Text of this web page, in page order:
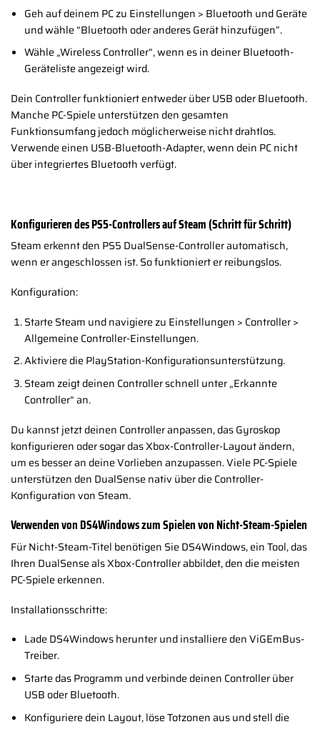
Geh auf deinem PC zu Einstellungen > Bluetooth und Geräte
und wähle “Bluetooth oder anderes Gerät hinzufügen”.
Wähle „Wireless Controller“, wenn es in deiner Bluetooth-
Geräteliste angezeigt wird.
Dein Controller funktioniert entweder über USB oder Bluetooth.
Manche PC-Spiele unterstützen den gesamten
Funktionsumfang jedoch möglicherweise nicht drahtlos.
Verwende einen USB-Bluetooth-Adapter, wenn dein PC nicht
über integriertes Bluetooth verfügt.
Konfigurieren des PS5-Controllers auf Steam (Schritt für Schritt)
Steam erkennt den PS5 DualSense-Controller automatisch,
wenn er angeschlossen ist. So funktioniert er reibungslos.
Konfiguration:
Starte Steam und navigiere zu Einstellungen > Controller >
Allgemeine Controller-Einstellungen.
Aktiviere die PlayStation-Konfigurationsunterstützung.
Steam zeigt deinen Controller schnell unter „Erkannte
Controller“ an.
Du kannst jetzt deinen Controller anpassen, das Gyroskop
konfigurieren oder sogar das Xbox-Controller-Layout ändern,
um es besser an deine Vorlieben anzupassen. Viele PC-Spiele
unterstützen den DualSense nativ über die Controller-
Konfiguration von Steam.
Verwenden von DS4Windows zum Spielen von Nicht-Steam-Spielen
Für Nicht-Steam-Titel benötigen Sie DS4Windows, ein Tool, das
Ihren DualSense als Xbox-Controller abbildet, den die meisten
PC-Spiele erkennen.
Installationsschritte:
Lade DS4Windows herunter und installiere den ViGEmBus-
Treiber.
Starte das Programm und verbinde deinen Controller über
USB oder Bluetooth.
Konfiguriere dein Layout, löse Totzonen aus und stell die